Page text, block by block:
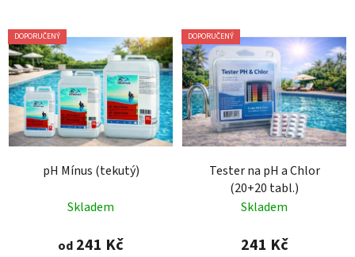
DOPORUČENÝ
pH Mínus (tekutý)
Skladem
od 241 Kč
DOPORUČENÝ
Tester na pH a Chlor
(20+20 tabl.)
Skladem
241 Kč